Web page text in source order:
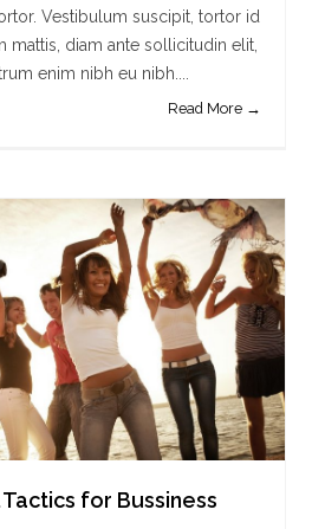
Vestibulum suscipit, tortor id
mattis, diam ante sollicitudin elit,
enim nibh eu nibh....
Read More →
for Bussiness